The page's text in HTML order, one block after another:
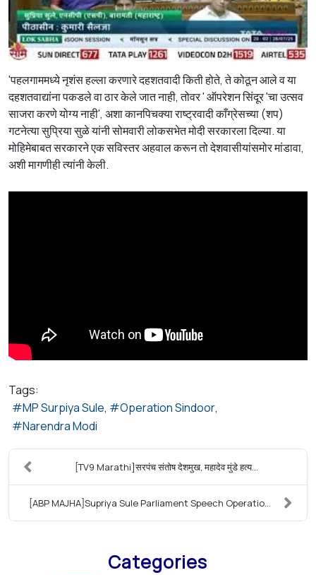
'पहलगाममध्ये नृशंस हल्ला करणारे दहशतवादी किती होते, ते कोठून आले व या
दहशतवाद्यांना पकडले वा ठार केले जात नाही, तोवर ' ऑपरेशन सिंदूर 'चा उत्सव
साजरा करणे योग्य नाही', अशा कानपिचक्या राष्ट्रवादी काँग्रेसच्या (शप)
गटनेत्या सुप्रिया सुळे यांनी सोमवारी लोकसभेत मोदी सरकारला दिल्या. या
मोहिमेबाबत सरकारने एक सविस्तर अहवाल करून तो देशवासीयांसमोर मांडावा,
अशी मागणीही त्यांनी केली.
Tags:
MP Surpiya Sule
Operation Sindoor
Narendra Modi
[TV9 Marathi]सरपंच संतोष देशमुख, महादेव मुंडे हत्य...
[ABP MAJHA]Supriya Sule Parliament Speech Operatio...
Categories